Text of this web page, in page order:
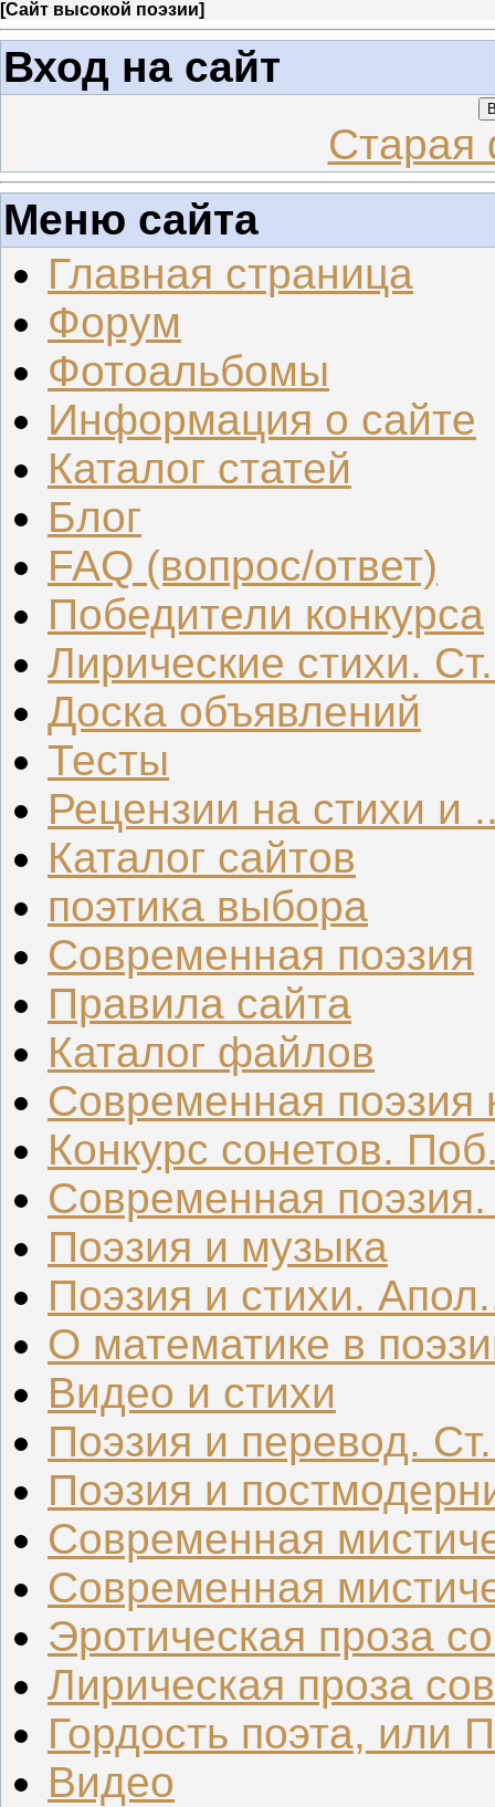
[Сайт высокой поэзии]
Вход на сайт
Старая
Меню сайта
Главная страница
Форум
Фотоальбомы
Информация о сайте
Каталог статей
Блог
FAQ (вопрос/ответ)
Победители конкурса
Лирические стихи.
Доска объявлений
Тесты
Рецензии на стихи и
Каталог сайтов
поэтика выбора
Современная поэзия
Правила сайта
Каталог файлов
Современная поэзия
Конкурс сонетов.
Современная
Поэзия и музыка
Поэзия и стихи.
О математике в
Видео и стихи
Поэзия и перевод.
Поэзия и
Современная
Современная
Эротическая проза
Лирическая проза
Гордость поэта, или
Видео